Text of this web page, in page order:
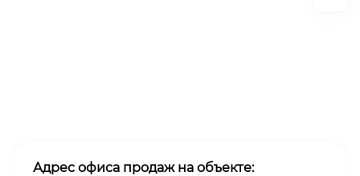
Адрес офиса продаж на объекте: